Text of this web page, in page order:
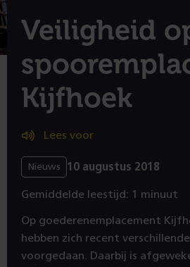
Veiligheid
Kijfhoek
Lees voor
Nieuws 10 augustus 2018
Gemiddelde leestijd: 1 minuut
Op goederenemplacement
hebben zich recent
voorgedaan. Daarbij is